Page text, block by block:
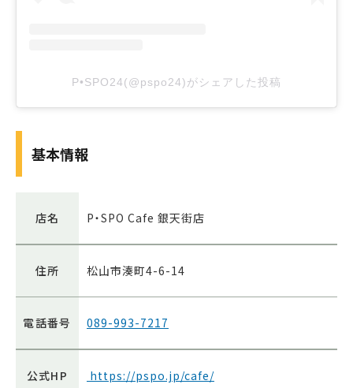
P•SPO24(@pspo24)がシェアした投稿
基本情報
店名 P・SPO Cafe 銀天街店
住所 松山市湊町4-6-14
電話番号 089-993-7217
公式HP https://pspo.jp/cafe/